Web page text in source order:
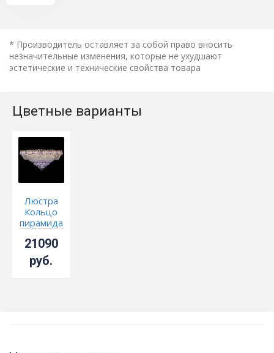
* Производитель оставляет за собой право вносить
незначительные изменения, которые не ухудшают
эстетические и технические свойства товара
Цветные варианты
Люстра
Кольцо
пирамида
мм
21090
руб.